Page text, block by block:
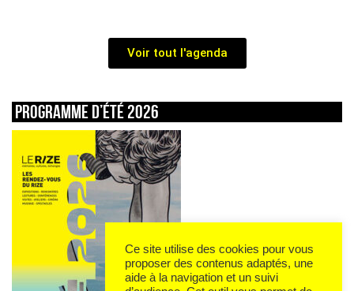
Voir tout l'agenda
Programme d’été 2026
Ce site utilise des cookies pour vous
proposer des contenus adaptés, une
aide à la navigation et un suivi